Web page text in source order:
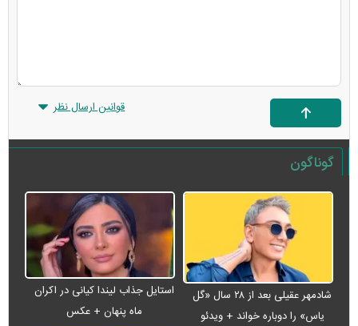
قوانین ارسال نظر
گوناگون
شادمهر عقیلی بعد از ۲۸ سال «گل
یاس» را دوباره خواند + ویدئو
استایل جذاب لیندا کیانی در اکران
ماه پنهان + عکس